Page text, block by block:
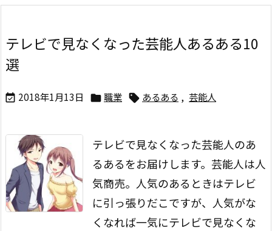
テレビで見なくなった芸能人あるある10
選
 2018年1月13日  職業  あるある , 芸能人
テレビで見なくなった芸能人のあ
るあるをお届けします。 芸能人は人
気商売。 人気のあるときはテレビ
に引っ張りだこですが、人気がな
くなれば一気にテレビで見なくな